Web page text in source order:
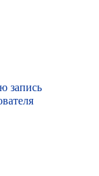
запись